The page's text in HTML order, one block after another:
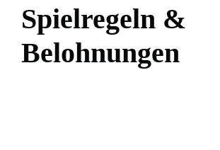
Spielregeln &
Belohnungen